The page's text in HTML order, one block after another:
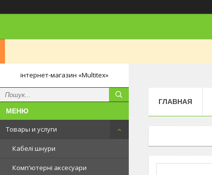
інтернет-магазин «Multitex»
Товары и услуги
Кабелі шнури
Комп'ютерні аксесуари
ГЛАВНАЯ